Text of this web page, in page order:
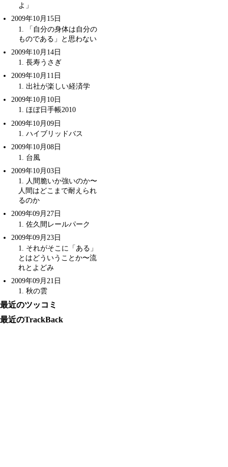
よ」
2009年10月15日
1
. 「自分の身体は自分の
ものである」と思わない
2009年10月14日
1
. 長寿うさぎ
2009年10月11日
1
出社が楽しい経済学
2009年10月10日
1. ほぼ日手帳2010
2009年10月09日
1
. ハイブリッドバス
2009年10月08日
1
. 台風
2009年10月03日
1. 人間脆いか強いのか〜
人間はどこまで耐えられ
るのか
2009年09月27日
1
佐久間レールパーク
2009年09月23日
1
. それがそこに「ある」
とはどういうことか〜流
れとよどみ
2009年09月21日
1
. 秋の雲
最近のツッコミ
最近のTrackBack